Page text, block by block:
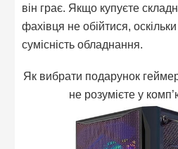
він грає. Якщо купуєте
фахівця не обійтися,
сумісність обладнання.
Як вибрати подарунок
не розумієте у